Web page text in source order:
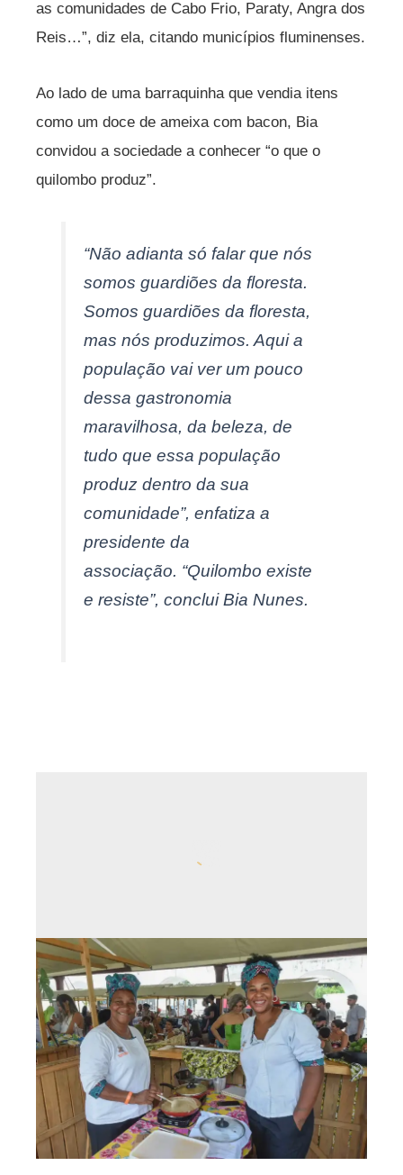
as comunidades de Cabo Frio, Paraty, Angra dos
Reis…”, diz ela, citando municípios fluminenses.
Ao lado de uma barraquinha que vendia itens
como um doce de ameixa com bacon, Bia
convidou a sociedade a conhecer “o que o
quilombo produz”.
“Não adianta só falar que nós
somos guardiões da floresta.
Somos guardiões da floresta,
mas nós produzimos. Aqui a
população vai ver um pouco
dessa gastronomia
maravilhosa, da beleza, de
tudo que essa população
produz dentro da sua
comunidade”, enfatiza a
presidente da
associação. “Quilombo existe
e resiste”, conclui Bia Nunes.